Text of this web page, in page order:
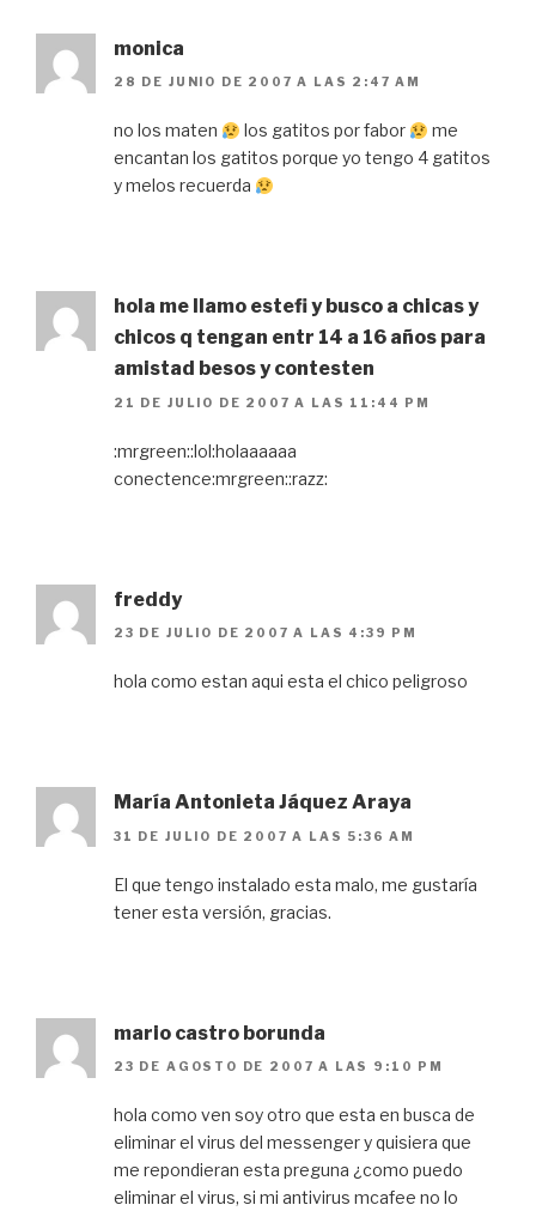
monica
28 DE JUNIO DE 2007 A LAS 2:47 AM
no los maten los gatitos por fabor
me
encantan los gatitos porque yo tengo 4 gatitos
y melos recuerda
hola me llamo estefi y busco a chicas y
chicos q tengan entr 14 a 16 años para
amistad besos y contesten
21 DE JULIO DE 2007 A LAS 11:44 PM
:mrgreen::lol:holaaaaaa
conectence:mrgreen::razz:
freddy
23 DE JULIO DE 2007 A LAS 4:39 PM
hola como estan aqui esta el chico peligroso
María Antonieta Jáquez Araya
31 DE JULIO DE 2007 A LAS 5:36 AM
El que tengo instalado esta malo, me gustaría
tener esta versión, gracias.
mario castro borunda
23 DE AGOSTO DE 2007 A LAS 9:10 PM
hola como ven soy otro que esta en busca de
eliminar el virus del messenger y quisiera que
me repondieran esta preguna ¿como puedo
eliminar el virus, si mi antivirus mcafee no lo